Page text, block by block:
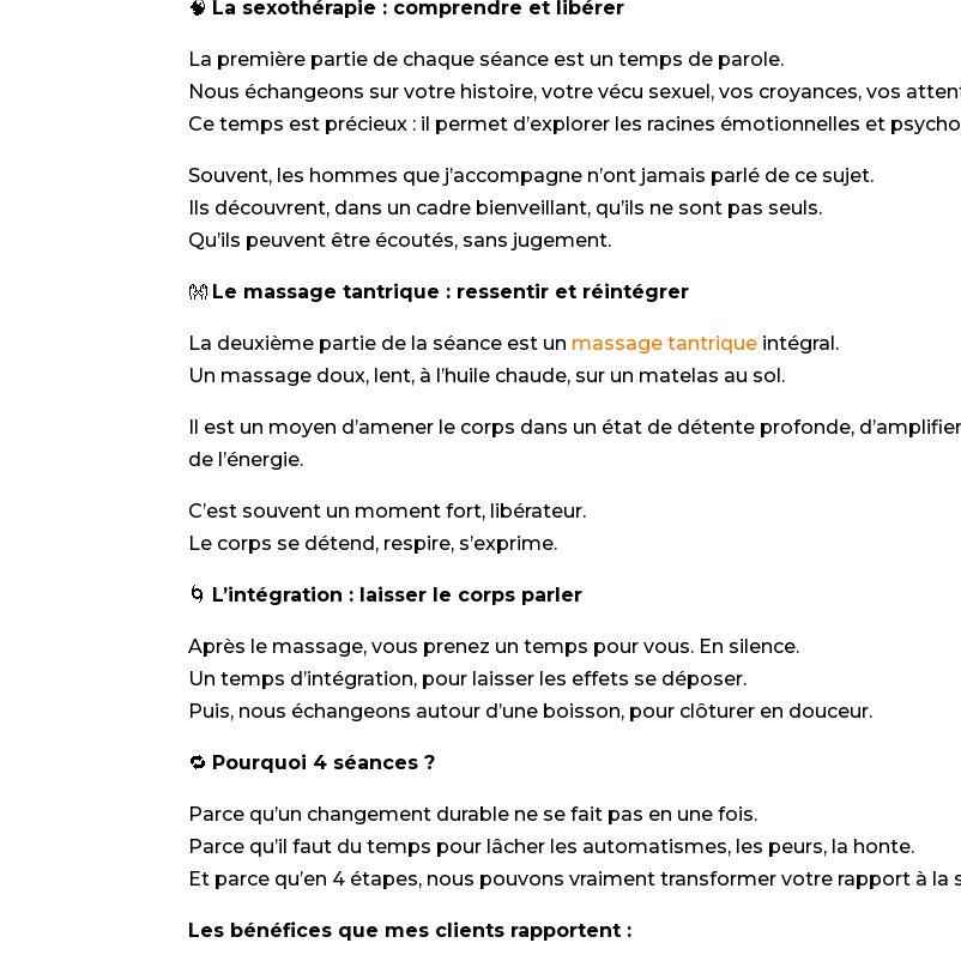
🧠 La sexothérapie : comprendre et libérer
La première partie de chaque séance est un temps de parole.
Nous échangeons sur votre histoire, votre vécu sexuel, vos croyances, vos
Ce temps est précieux : il permet d’explorer les racines émotionnelles et
Souvent, les hommes que j’accompagne n’ont jamais parlé de ce sujet.
Ils découvrent, dans un cadre bienveillant, qu’ils ne sont pas seuls.
Qu’ils peuvent être écoutés, sans jugement.
👐 Le massage tantrique : ressentir et réintégrer
La deuxième partie de la séance est un massage tantrique intégral.
Un massage doux, lent, à l’huile chaude, sur un matelas au sol.
Il est un moyen d’amener le corps dans un état de détente profonde,
de l’énergie.
C’est souvent un moment fort, libérateur.
Le corps se détend, respire, s’exprime.
🌀 L’intégration : laisser le corps parler
Après le massage, vous prenez un temps pour vous. En silence.
Un temps d’intégration, pour laisser les effets se déposer.
Puis, nous échangeons autour d’une boisson, pour clôturer en douceur.
🔁 Pourquoi 4 séances ?
Parce qu’un changement durable ne se fait pas en une fois.
Parce qu’il faut du temps pour lâcher les automatismes, les peurs, la honte.
Et parce qu’en 4 étapes, nous pouvons vraiment transformer votre rapport à la
Les bénéfices que mes clients rapportent :